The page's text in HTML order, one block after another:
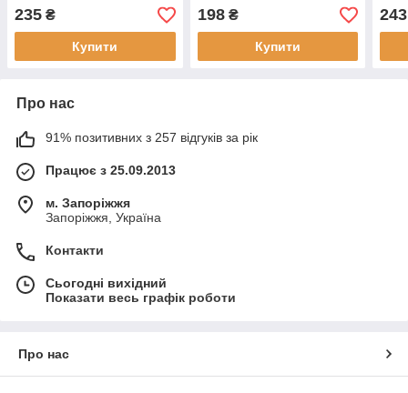
235 ₴
Купити
198₴
Купити
243
Про нас
91% позитивних з 257 відгуків за рік
Працює з 25.09.2013
м. Запоріжжя
Запоріжжя, Україна
Контакти
Сьогодні вихідний
Показати весь графік роботи
Про нас